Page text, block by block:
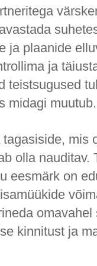
ja plaanide
ja
teistsugused
midagi muutub.
mis
olla nauditav.
eesmärk on
omavahel
kinnitust ja